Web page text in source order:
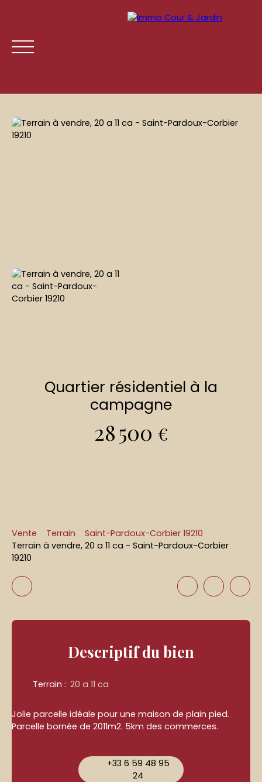
Quartier résidentiel à la
campagne
28 500 €
Vente Terrain
Saint-Pardoux-Corbier 19210
Terrain à vendre, 20 a 11 ca - Saint-Pardoux-Corbier
19210
Descriptifdu bien
Terrain : 20 a 11 ca
Jolie parcelle idéale pour une maison de plain pied.
Parcelle bornée de 2011m2. 5km des commerces.
+33 6 59 48 95
24